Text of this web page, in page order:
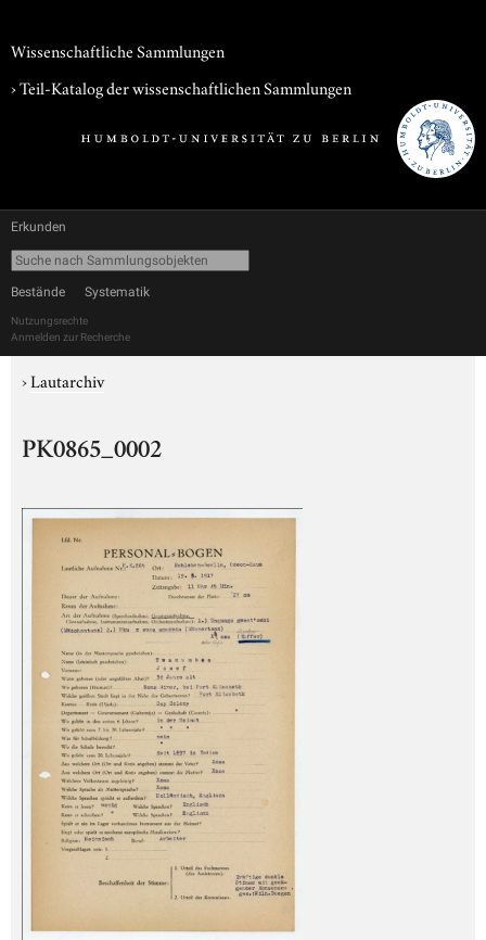
Wissenschaftliche Sammlungen
› Teil-Katalog der wissenschaftlichen Sammlungen
Erkunden
Bestände Systematik
Nutzungsrechte
Anmelden zur Recherche
›Lautarchiv
PK0865_0002